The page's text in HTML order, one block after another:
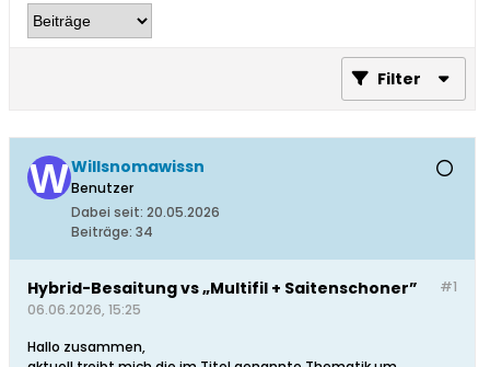
Filter
Willsnomawissn
Benutzer
Dabei seit: 20.05.2026
Beiträge: 34
#1
Hybrid-Besaitung vs „Multifil + Saitenschoner”
06.06.2026, 15:25
Hallo zusammen,